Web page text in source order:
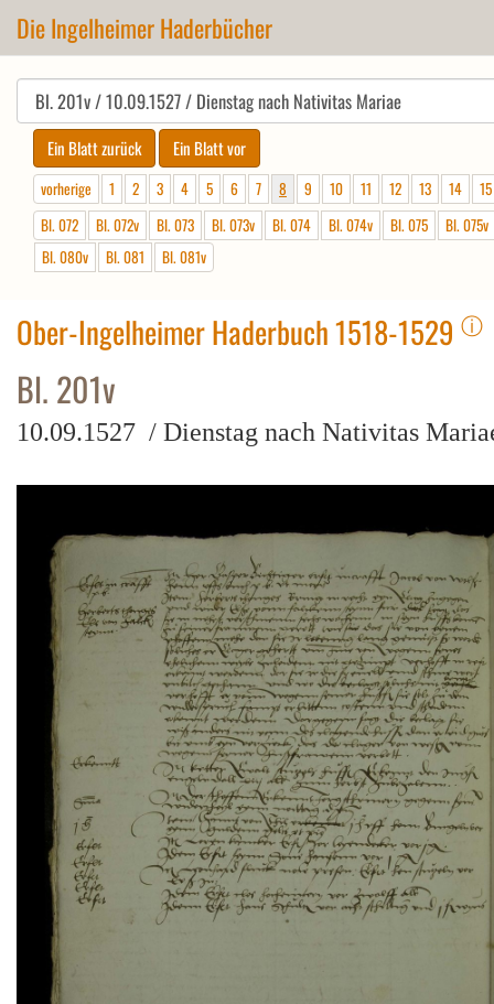
Die Ingelheimer Haderbücher
vorherige 1 2 3 4 5 6 7 8 9 10 11 12 13 14
15
Bl. 072
Bl. 072v Bl. 073 Bl. 073v Bl. 074 Bl. 074v Bl. 075
Bl. 075v
Bl. 080v
Bl. 081 Bl. 081v
Ober-Ingelheimer Haderbuch 1518-1529 ⓘ
Bl. 201v
10.09.1527 / Dienstag nach Nativitas